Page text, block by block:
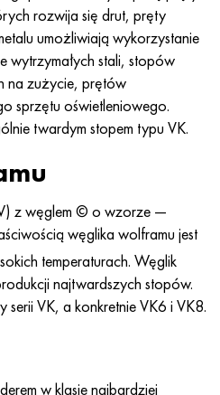
rozwija się drut, pręty
umożliwiają wykorzystanie
stali, stopów
na zużycie, prętów
sprzętu oświetleniowego.
twardym stopem typu VK.
z węglem © o wzorze —
węglika wolframu jest
temperaturach. Węglik
najtwardszych stopów.
serii VK, a konkretnie VK6 i VK8.
w klasie najbardziej
45500